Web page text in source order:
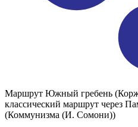
Маршрут Южный гребень
классический маршрут через
(Коммунизма (И. Сомони))